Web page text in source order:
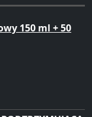
150 ml + 50